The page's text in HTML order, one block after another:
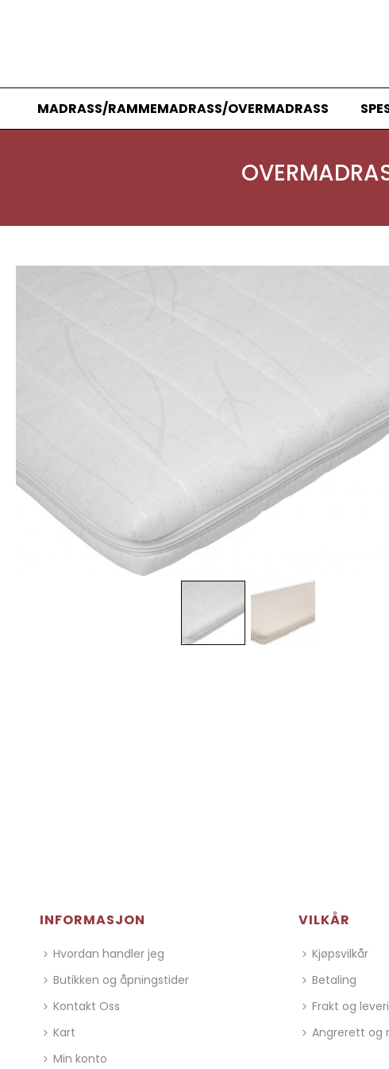
MADRASS/RAMMEMADRASS/OVERMADRASS
INFORMASJON
Hvordan handler jeg
Butikken og åpningstider
Kontakt Oss
Kart
Min konto
VILKÅR
Kjøpsvilkår
Betaling
Frakt og
Angrerett og